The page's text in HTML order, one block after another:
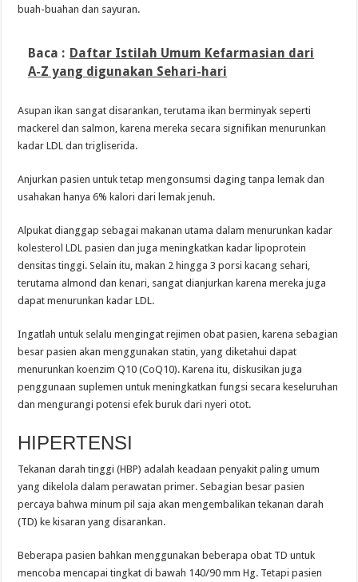
buah-buahan dan sayuran.
Baca : Daftar Istilah Umum Kefarmasian dari
A-Z yang digunakan Sehari-hari
Asupan ikan sangat disarankan, terutama ikan berminyak seperti
mackerel dan salmon, karena mereka secara signifikan menurunkan
kadar LDL dan trigliserida.
Anjurkan pasien untuk tetap mengonsumsi daging tanpa lemak dan
usahakan hanya 6% kalori dari lemak jenuh.
Alpukat dianggap sebagai makanan utama dalam menurunkan kadar
kolesterol LDL pasien dan juga meningkatkan kadar lipoprotein
densitas tinggi. Selain itu, makan 2 hingga 3 porsi kacang sehari,
terutama almond dan kenari, sangat dianjurkan karena mereka juga
dapat menurunkan kadar LDL.
Ingatlah untuk selalu mengingat rejimen obat pasien, karena sebagian
besar pasien akan menggunakan statin, yang diketahui dapat
menurunkan koenzim Q10 (CoQ10). Karena itu, diskusikan juga
penggunaan suplemen untuk meningkatkan fungsi secara keseluruhan
dan mengurangi potensi efek buruk dari nyeri otot.
HIPERTENSI
Tekanan darah tinggi (HBP) adalah keadaan penyakit paling umum
yang dikelola dalam perawatan primer. Sebagian besar pasien
percaya bahwa minum pil saja akan mengembalikan tekanan darah
(TD) ke kisaran yang disarankan.
Beberapa pasien bahkan menggunakan beberapa obat TD untuk
mencoba mencapai tingkat di bawah 140/90 mm Hg. Tetapi pasien